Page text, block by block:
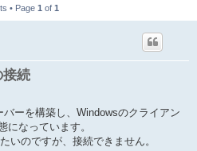
• Page 1 of 1
接続
ーを構築し、Windowsのクライアン
になっています。
いのですが、接続できません。